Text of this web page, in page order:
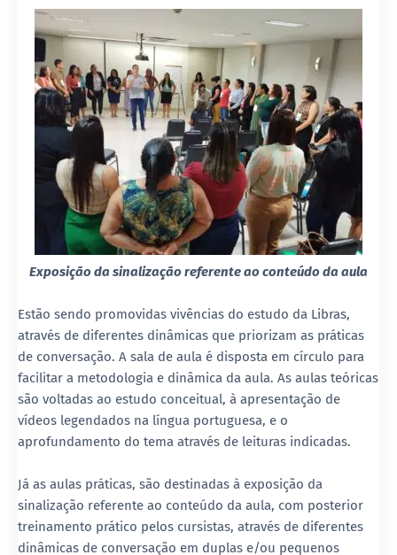
Exposição da sinalização referente ao conteúdo da aula
Estão sendo promovidas vivências do estudo da Libras,
através de diferentes dinâmicas que priorizam as práticas
de conversação. A sala de aula é disposta em círculo para
facilitar a metodologia e dinâmica da aula. As aulas teóricas
são voltadas ao estudo conceitual, à apresentação de
vídeos legendados na língua portuguesa, e o
aprofundamento do tema através de leituras indicadas.
Já as aulas práticas, são destinadas à exposição da
sinalização referente ao conteúdo da aula, com posterior
treinamento prático pelos cursistas, através de diferentes
dinâmicas de conversação em duplas e/ou pequenos